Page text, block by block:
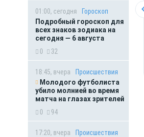
01:00, сегодня
Гороскоп
Подробный гороскоп для
всех знаков зодиака на
сегодня — 6 августа
0
32
18:45, вчера
Происшествия
Молодого футболиста
убило молнией во время
матча на глазах зрителей
0
94
17:20, вчера
Происшествия